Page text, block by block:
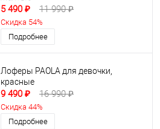
5 490 ₽ 11 990 ₽
Скидка 54%
Подробнее
Лоферы PAOLA для девочки,
красные
9 490 ₽ 16 990 ₽
Скидка 44%
Подробнее